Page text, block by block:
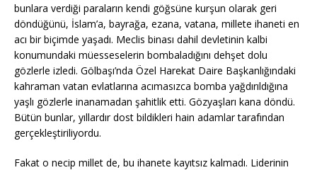
bunlara verdiği paraların kendi göğsüne kurşun olarak geri
döndüğünü, İslam’a, bayrağa, ezana, vatana, millete ihaneti en
acı bir biçimde yaşadı. Meclis binası dahil devletinin kalbi
konumundaki müesseselerin bombaladığını dehşet dolu
gözlerle izledi. Gölbaşı’nda Özel Harekat Daire Başkanlığındaki
kahraman vatan evlatlarına acımasızca bomba yağdırıldığına
yaşlı gözlerle inanamadan şahitlik etti. Gözyaşları kana döndü.
Bütün bunlar, yıllardır dost bildikleri hain adamlar tarafından
gerçekleştiriliyordu.
Fakat o necip millet de, bu ihanete kayıtsız kalmadı. Liderinin